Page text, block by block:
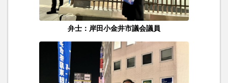
弁士：岸田小金井市議会議員